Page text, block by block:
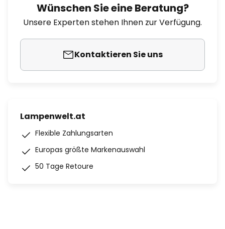
Wünschen Sie eine Beratung?
Unsere Experten stehen Ihnen zur Verfügung.
Kontaktieren Sie uns
Lampenwelt.at
Flexible Zahlungsarten
Europas größte Markenauswahl
50 Tage Retoure